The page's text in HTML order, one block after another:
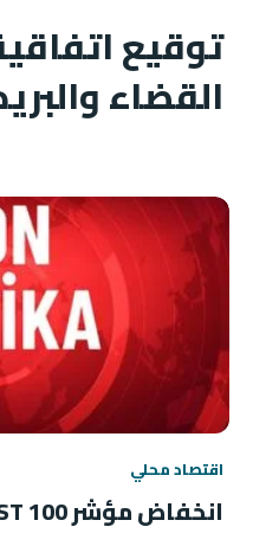
توقيع
القضاء
اقتصاد محلي
انخفاض مؤشر BIST 100 في بورصة إسطنبول